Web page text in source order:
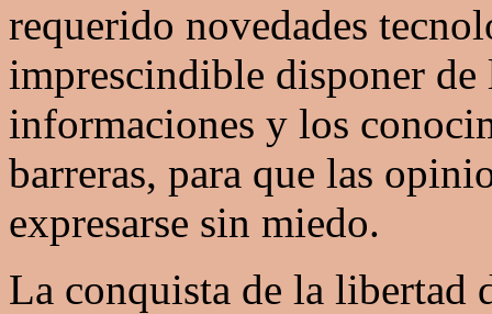
requerido novedades
imprescindible disponer de
informaciones y los
barreras, para que las
expresarse sin miedo.
La conquista de la libertad